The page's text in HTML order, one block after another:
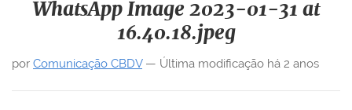
WhatsApp Image 2023-01-31 at
16.40.18.jpeg
por Comunicação CBDV— Última modificação há 2 anos